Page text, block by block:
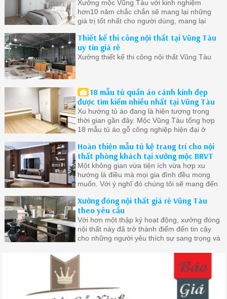
Xưởng mộc Vũng Tàu với kinh nghiệm
hơn10 năm chắc chắn sẽ mang lại những
giá trị tốt nhất cho người dùng, mang lại
Thiết kế thi công nội thất tại Vũng Tàu
uy tín giá rẻ
Xưởng thiết kế thi công nội thất Vũng Tàu
18 mẫu tủ quần áo cánh kính đẹp
được tìm kiếm nhiều nhất tại Vũng Tàu
Xu hướng tủ áo đang là hiện tượng trong
thời gian gần đây. Mộc Vũng Tàu tổng hợp
18 mẫu tủ áo gỗ công nghiệp hiện đại ở
Hoàn thiện mẫu tủ kệ trang trí cho nội
thất phòng khách tại xưởng mộc BRVT
Một không gian vừa tiện ích vừa hợp xu
hướng là điều mà mọi gia đình đều mong
muốn. Với ý nghĩ đó chúng tôi sẽ mang đến
nhất
Xưởng đóng nội thất giá rẻ Vũng Tàu
theo yêu cầu
Với hơn một thập kỷ hoạt động, xưởng đóng
nội thất này đã trở thành điểm đến tin cậy
cho những người yêu thích sự sang trọng và